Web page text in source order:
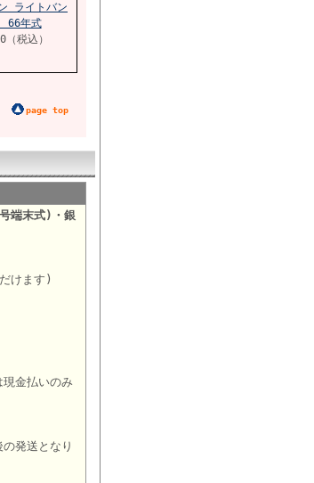
ライトバン
66年式
税込）
page top
端末式)・銀
けます)
現金払いのみ
発送となり